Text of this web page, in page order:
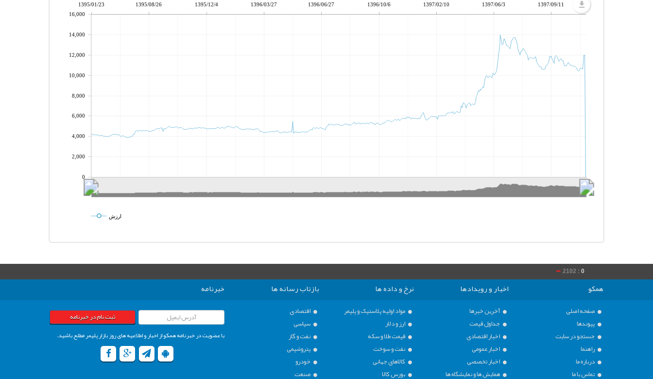
1395/01/23 1395/08/26 1395/12/4 1396/03/27 1396/06/27 1396/10/6 1397/02/10 1397/06/3 1397/09/11
0
2,000
4,000
6,000
8,000
10,000
12,000
14,000
16,000
ارزش
2102 : 0
همکو اخبار و رویدادها نرخ و داده ها بازتاب رسانه ها خبرنامه
صفحه اصلی
پیوندها
جستجو در سایت
راهنما
درباره ما
تماس با ما
آخرین خبرها
جداول قیمت
اخبار اقتصادی
اخبار عمومی
اخبار تخصصی
همایش ها و نمایشگاه ها
مواد اولیه پلاستیک و پلیمر
ارز و دلار
قیمت طلا و سکه
نفت و سوخت
کالاهای جهانی
بورس کالا
اقتصادی
سیاسی
نفت و گاز
پتروشیمی
خودرو
صنعت
ثبت نام در خبرنامه
با عضویت در خبرنامه همکو از اخبار و اطلاعیه های روز بازار پلیمر مطلع باشید.